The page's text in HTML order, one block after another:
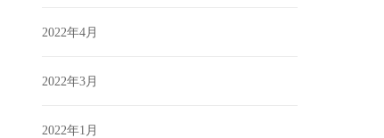
2022年4月
2022年3月
2022年1月